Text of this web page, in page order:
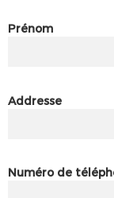
Prénom
Addresse
Numéro de